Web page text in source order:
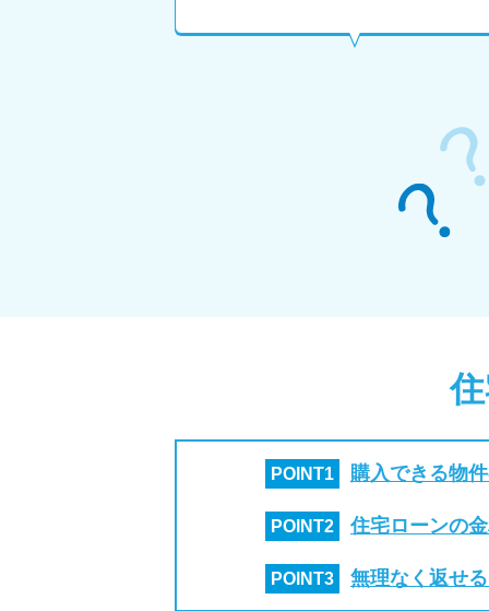
POINT1 購入できる物
POINT2 住宅ローンの
POINT3 無理なく返せ